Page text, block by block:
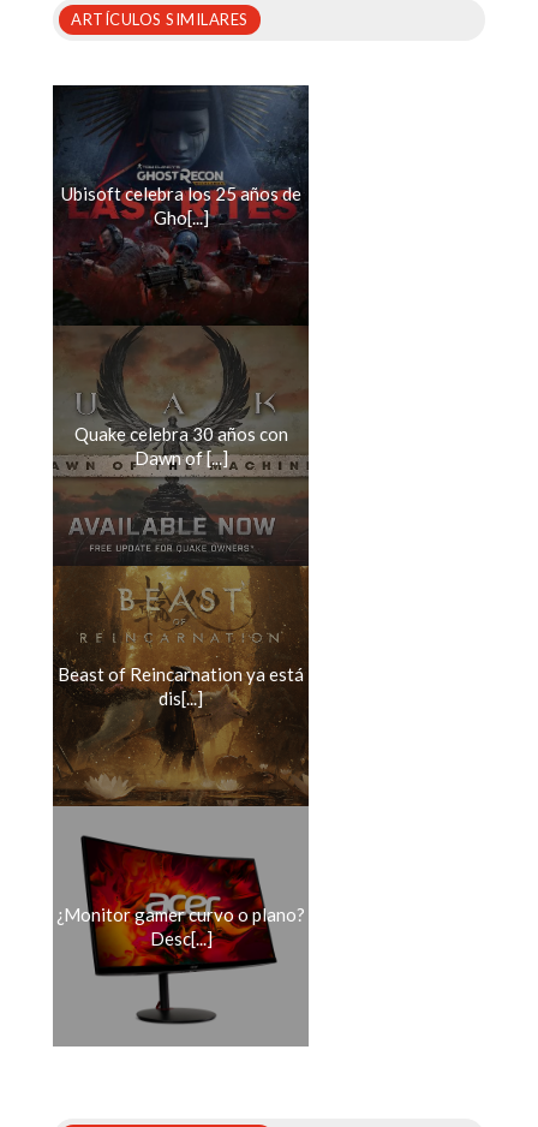
ARTÍCULOS SIMILARES
Ubisoft celebra los 25 años de
Gho[...]
Quake celebra 30 años con
Dawn of [...]
Beast of Reincarnation ya está
dis[...]
¿Monitor gamer curvo o plano?
Desc[...]